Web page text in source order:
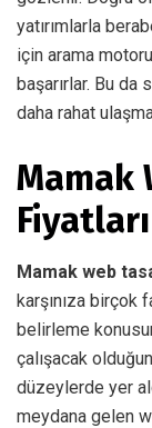
yatırımlarla
için arama
başarırlar. Bu
daha rahat
Mamak
Fiyatları
Mamak web
karşınıza birçok
belirleme
çalışacak
düzeylerde yer
meydana gelen